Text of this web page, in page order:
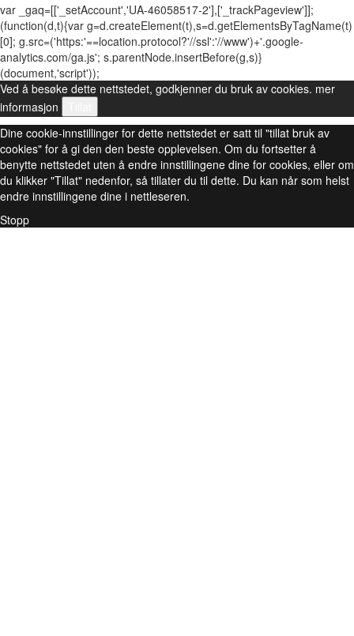
var _gaq=[['_setAccount','UA-46058517-2'],['_trackPageview']];
(function(d,t){var g=d.createElement(t),s=d.getElementsByTagName(t)
[0]; g.src=('https:'==location.protocol?'//ssl':'//www')+'.google-
analytics.com/ga.js'; s.parentNode.insertBefore(g,s)}
(document,'script'));
Ved å besøke dette nettstedet, godkjenner du bruk av cookies. mer
informasjon
Dine cookie-innstillinger for dette nettstedet er satt til "tillat bruk av
cookies" for å gi den den beste opplevelsen. Om du fortsetter å
benytte nettstedet uten å endre innstillingene dine for cookies, eller om
du klikker "Tillat" nedenfor, så tillater du til dette. Du kan når som helst
endre innstillingene dine i nettleseren.
Stopp